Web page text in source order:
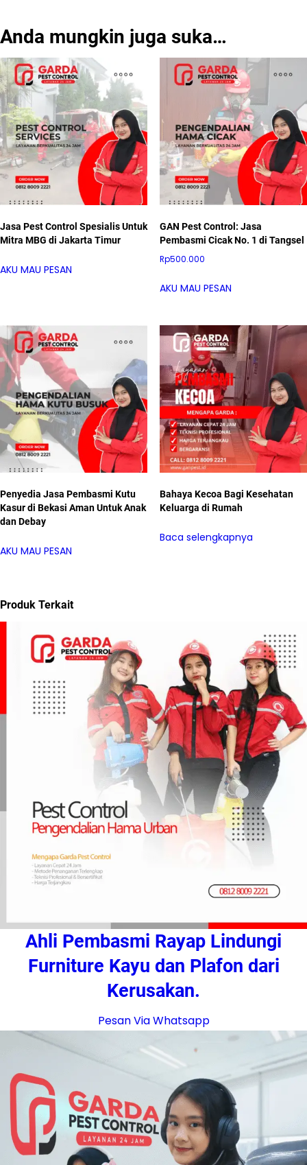
Anda mungkin juga suka…
Jasa Pest Control Spesialis Untuk
Mitra MBG di Jakarta Timur
AKU MAU PESAN
GAN Pest Control: Jasa
Pembasmi Cicak No. 1 di Tangsel
Rp500.000
AKU MAU PESAN
Penyedia Jasa Pembasmi Kutu
Kasur di Bekasi Aman Untuk Anak
dan Debay
AKU MAU PESAN
Bahaya Kecoa Bagi Kesehatan
Keluarga di Rumah
Baca selengkapnya
Produk Terkait
Ahli Pembasmi Rayap Lindungi
Furniture Kayu dan Plafon dari
Kerusakan.
Pesan Via Whatsapp